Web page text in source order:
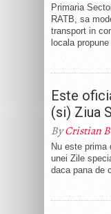
Primaria
RATB, sa
transport in
locala
Este
(si) Ziua
ByCristian
Nu este prima
unei Zile
daca pana de